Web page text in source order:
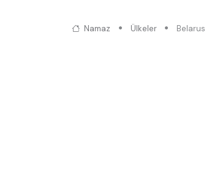
Namaz Ülkeler Belarus